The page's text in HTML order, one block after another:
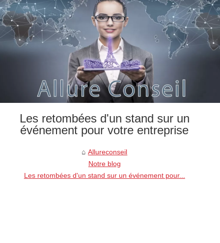
Les retombées d'un stand sur un
événement pour votre entreprise
Allureconseil
Notre blog
Les retombées d'un stand sur un événement pour...